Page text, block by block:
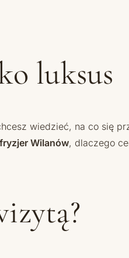
luksus
wiedzieć, na co się
Wilanów, dlaczego